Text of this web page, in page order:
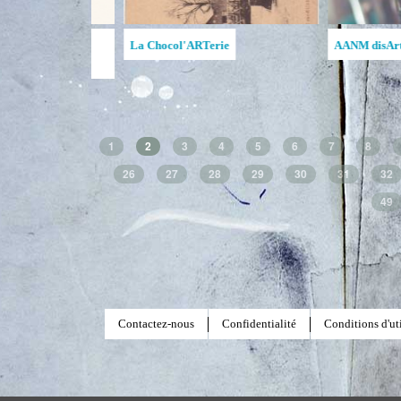
Ruches d'art de la MAATA Ruches d'art de
1 2 3 4 5 6 7 8
26
27 28 29 30 31 32
49
Contactez-nous Confidentialité Conditions